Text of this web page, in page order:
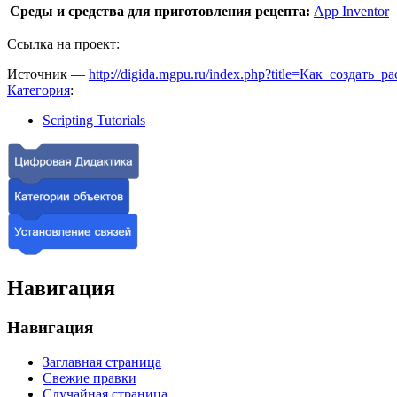
Среды и средства для приготовления рецепта: App Inventor
Ссылка на проект:
Источник — http://digida.mgpu.ru/
Категория:
Scripting Tutorials
Навигация
Навигация
Заглавная страница
Свежие правки
Случайная страница